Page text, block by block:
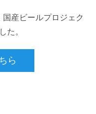
産ビールプロジェク
た。
ら